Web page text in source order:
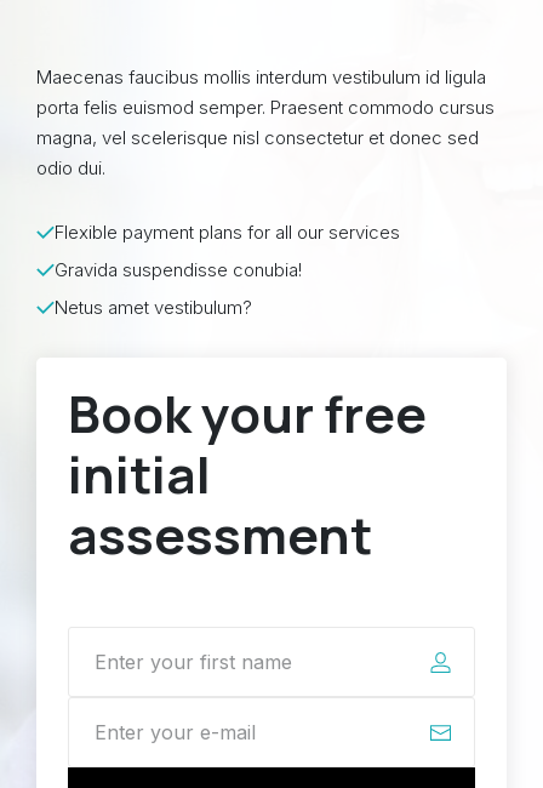
Maecenas faucibus mollis interdum vestibulum id ligula
porta felis euismod semper. Praesent commodo cursus
magna, vel scelerisque nisl consectetur et donec sed
odio dui.
Flexible payment plans for all our services
Gravida suspendisse conubia!
Netus amet vestibulum?
Book your free
initial
assessment